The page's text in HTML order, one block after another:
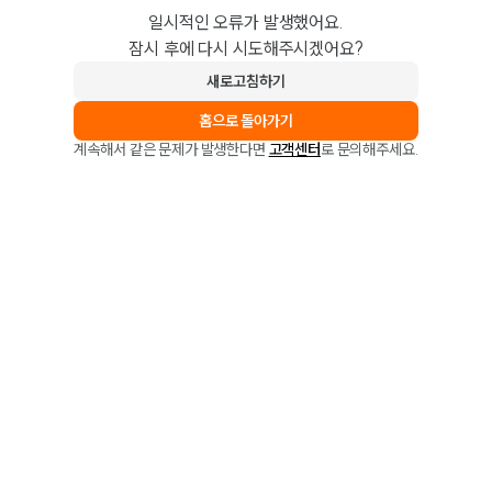
일시적인 오류가 발생했어요.
잠시 후에 다시 시도해주시겠어요?
새로고침하기
홈으로 돌아가기
계속해서 같은 문제가 발생한다면 고객센터로 문의해주세요.